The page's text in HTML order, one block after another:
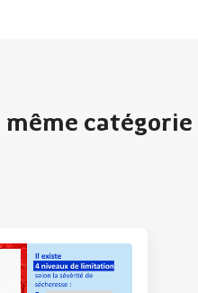
même catégorie